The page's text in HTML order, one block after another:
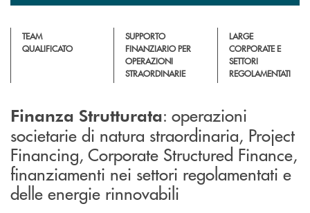
TEAM
QUALIFICATO
SUPPORTO
FINANZIARIO PER
OPERAZIONI
STRAORDINARIE
LARGE
CORPORATE E
SETTORI
REGOLAMENTATI
Finanza Strutturata: operazioni
societarie di natura straordinaria, Project
Financing, Corporate Structured Finance,
finanziamenti nei settori regolamentati e
delle energie rinnovabili